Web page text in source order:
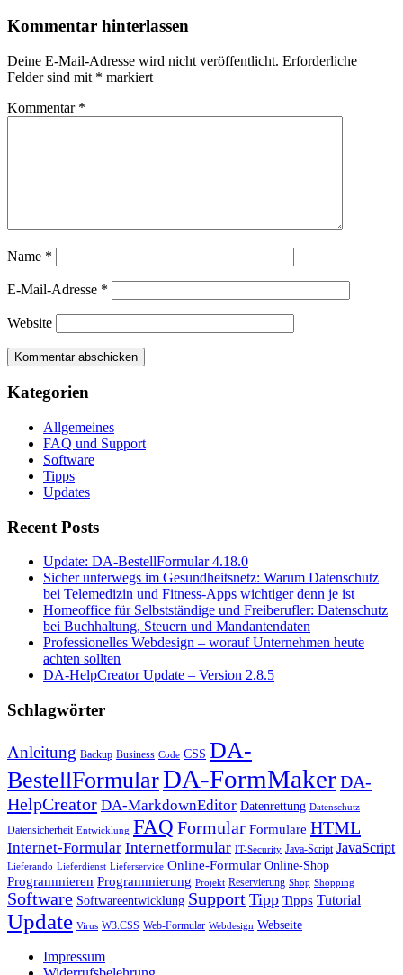
Kommentar hinterlassen
Deine E-Mail-Adresse wird nicht veröffentlicht. Erforderliche
Felder sind mit * markiert
Kommentar *
Name *
E-Mail-Adresse *
Website
Kategorien
Allgemeines
FAQ und Support
Software
Tipps
Updates
Recent Posts
Update: DA-BestellFormular 4.18.0
Sicher unterwegs im Gesundheitsnetz: Warum Datenschutz
bei Telemedizin und Fitness-Apps wichtiger denn je ist
Homeoffice für Selbstständige und Freiberufler: Datenschutz
bei Buchhaltung, Steuern und Mandantendaten
Professionelles Webdesign – worauf Unternehmen heute
achten sollten
DA-HelpCreator Update – Version 2.8.5
Schlagwörter
Anleitung Backup Business Code CSS DA-
BestellFormularDA-FormMakerDA-
HelpCreator DA-MarkdownEditor Datenrettung Datenschutz
Datensicherheit Entwicklung FAQ Formular Formulare HTML
Internet-Formular Internetformular IT-Security Java-Script JavaScript
Lieferando Lieferdienst Lieferservice Online-Formular Online-Shop
Programmieren Programmierung Projekt Reservierung Shop Shopping
Software Softwareentwicklung Support Tipp Tipps Tutorial
Update Virus W3.CSS Web-Formular Webdesign Webseite
Impressum